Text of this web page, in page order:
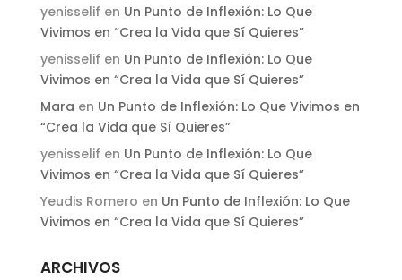
yenisselif en Un Punto de Inflexión: Lo Que
Vivimos en “Crea la Vida que Sí Quieres”
yenisselif en Un Punto de Inflexión: Lo Que
Vivimos en “Crea la Vida que Sí Quieres”
Mara en Un Punto de Inflexión: Lo Que Vivimos en
“Crea la Vida que Sí Quieres”
yenisselif en Un Punto de Inflexión: Lo Que
Vivimos en “Crea la Vida que Sí Quieres”
Yeudis Romero en Un Punto de Inflexión: Lo Que
Vivimos en “Crea la Vida que Sí Quieres”
ARCHIVOS